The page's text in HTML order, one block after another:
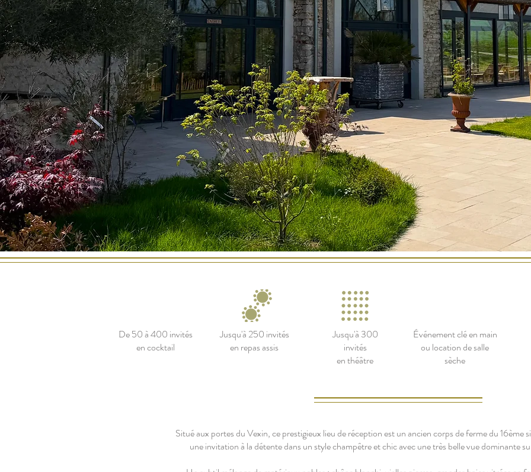
De 50 à 400 invités
en cocktail
Jusqu'à 250 invités
en repas assis
Jusqu'à 300
invités
en théâtre
Événement clé en main
ou location de salle
sèche
Situé aux portes du Vexin, ce prestigieux lieu de réception est un ancien corps de ferme du 16ème
une invitation à la détente dans un style champêtre et chic avec une très belle vue dominante